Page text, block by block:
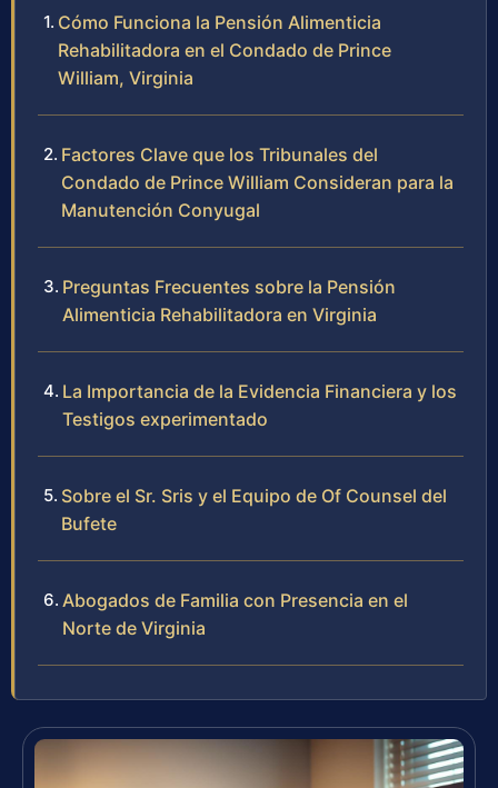
Cómo Funciona la Pensión Alimenticia
Rehabilitadora en el Condado de Prince
William, Virginia
Factores Clave que los Tribunales del
Condado de Prince William Consideran para la
Manutención Conyugal
Preguntas Frecuentes sobre la Pensión
Alimenticia Rehabilitadora en Virginia
La Importancia de la Evidencia Financiera y los
Testigos experimentado
Sobre el Sr. Sris y el Equipo de Of Counsel del
Bufete
Abogados de Familia con Presencia en el
Norte de Virginia